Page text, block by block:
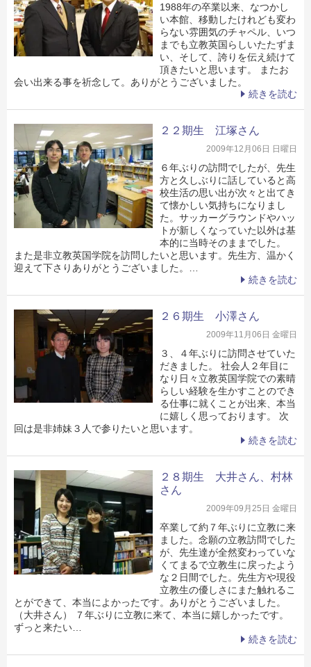
1988年の卒業以来、なつかし
い本館、移動したけれども変わ
らない雰囲気のチャペル、いつ
までも立教英国らしいたたずま
い、そして、誇りを伝え続けて
頂きたいと思います。 またお
会い出来る事を祈念して。ありがとうございました。
続きを読む
２２期生 江塚さん
2009年12月06日 日曜日
６年ぶりの訪問でしたが、先生
方と久しぶりに話していると高
校生活の思い出が次々と出てき
て懐かしい気持ちになりまし
た。サッカーグラウンドやハッ
トが新しくなっていた以外は基
本的に当時そのままでした。
また是非立教英国学院を訪問したいと思います。先生方、温かく
迎えて下さりありがとうございました。…
続きを読む
２６期生 小澤さん
2009年11月06日 金曜日
３、４年ぶりに訪問させていた
だきました。 社会人２年目に
なり日々立教英国学院での素晴
らしい経験を生かすことのでき
る仕事に就くことが出来、本当
に嬉しく思っております。 次
回は是非姉妹３人で参りたいと思います。
続きを読む
２８期生 大井さん、村林
さん
2009年09月25日 金曜日
卒業して約７年ぶりに立教に来
ました。念願の立教訪問でした
が、先生達が全然変わっていな
くてまるで立教生に戻ったよう
な２日間でした。先生方や現役
立教生の優しさにまた触れるこ
とができて、本当によかったです。ありがとうございました。
（大井さん） ７年ぶりに立教に来て、本当に嬉しかったです。
ずっと来たい…
続きを読む